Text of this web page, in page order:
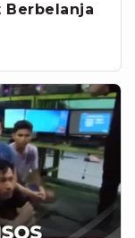
Berbelanja